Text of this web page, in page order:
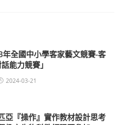
全國中小學客家藝文競賽-客
能力競賽」
2024-03-21
亞『操作』實作教材設計思考